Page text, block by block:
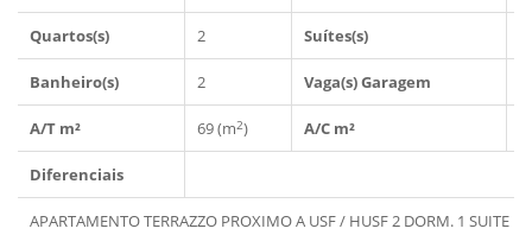
Quartos(s) 2 Suítes(s)
Banheiro(s) 2 Vaga(s) Garagem
A/T m² 69 (m2) A/C m²
Diferenciais
APARTAMENTO TERRAZZO PROXIMO A USF / HUSF 2 DORM. 1 SUITE